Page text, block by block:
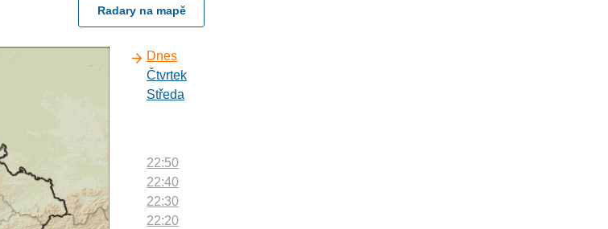
Radary na mapě
Dnes
Čtvrtek
Středa
22:50
22:40
22:30
22:20